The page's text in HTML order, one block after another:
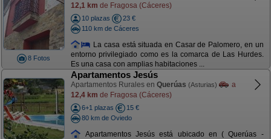
8 Fotos
12,1 km de Fragosa (Cáceres)
10 plazas
23 €
110 km de Cáceres
La casa está situada en Casar de Palomero, en un
entorno privilegiado como es la comarca de Las Hurdes.
Es una casa con amplias habitaciones ...
Apartamentos Jesús
Apartamentos Rurales en Querúas (Asturias)
a
12,4 km de Fragosa (Cáceres)
6+1 plazas
15 €
80 km de Oviedo
Apartamentos Jesús está ubicado en ( Querúas -